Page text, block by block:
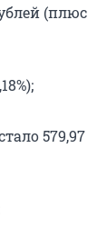
(плюс
579,97